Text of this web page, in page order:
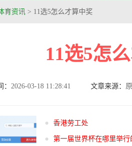
育资讯 > 11选5怎么才算中奖
11选5怎
2026-03-18 11:28:41 文章来源：
香港劳工处
第一届世界杯在哪里举行